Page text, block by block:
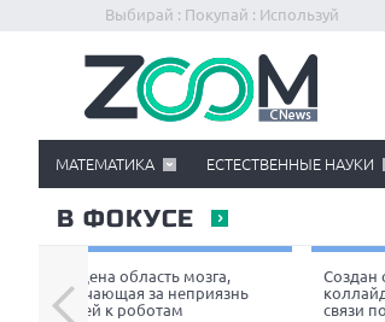
Выбирай : Покупай : Используй
МАТЕМАТИКА ЕСТЕСТВЕННЫЕ НАУКИ
В ФОКУСЕ
Найдена область мозга,
отвечающая за неприязнь
людей к роботам
Создан
связи